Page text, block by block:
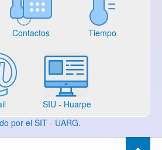
Contactos Tiempo
SIU - Huarpe
por el SIT - UARG.